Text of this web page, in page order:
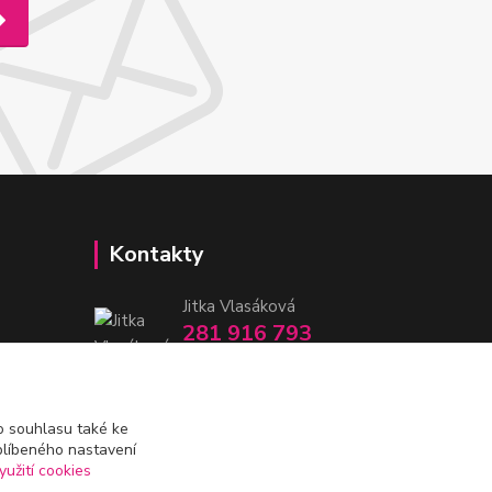
Kontakty
Jitka Vlasáková
281 916 793
souhlasu také ke
nastavení
cookies